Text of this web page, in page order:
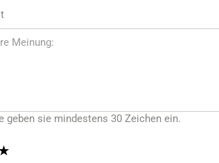
Hemden & Polos
geben sie mindestens 30 Zeichen ein.